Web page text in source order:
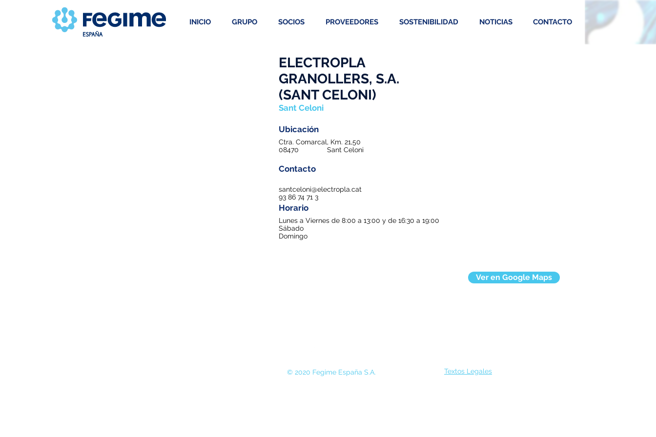
INICIO GRUPO SOCIOS PROVEEDORES SOSTENIBILIDAD NOTICIAS CONTACTO
ELECTROPLA
GRANOLLERS, S.A.
(SANT CELONI)
Sant Celoni
Ubicación
Ctra. Comarcal, Km. 21,50
08470
Sant Celoni
Contacto
santceloni@electropla.cat
93 86 74 71 3
Horario
Lunes a Viernes de 8:00 a 13:00 y de 16:30 a 19:00
Sábado
Domingo
Ver en Google Maps
© 2020 Fegime España S.A. Textos Legales